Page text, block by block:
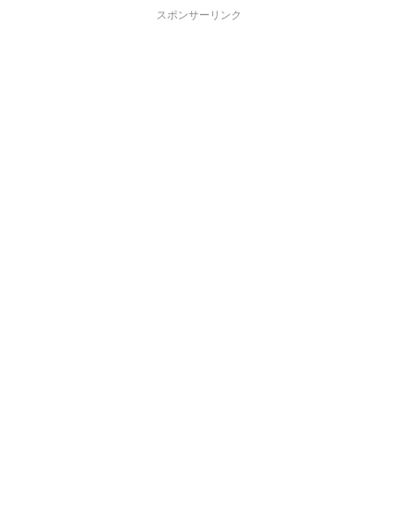
スポンサーリンク